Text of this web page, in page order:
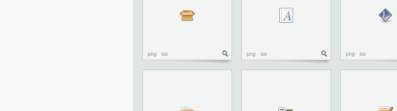
png ico png ico png ico